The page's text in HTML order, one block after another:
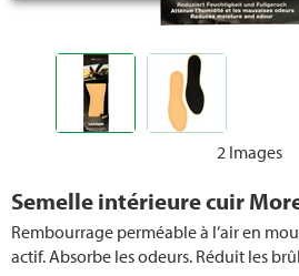
2 Images
Semelle intérieure cuir
Rembourrage perméable à l’air en
actif. Absorbe les odeurs. Réduit les